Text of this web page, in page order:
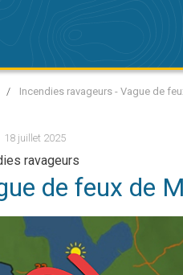
/ Incendies ravageurs - Vague de
18 juillet 2025
ravageurs
de feux de